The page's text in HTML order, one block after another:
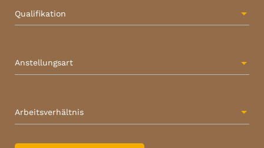
Qualifikation
Anstellungsart
Arbeitsverhältnis